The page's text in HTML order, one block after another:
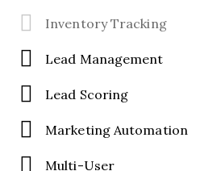
Inventory Tracking
Lead Management
Lead Scoring
Marketing Automation
Multi-User